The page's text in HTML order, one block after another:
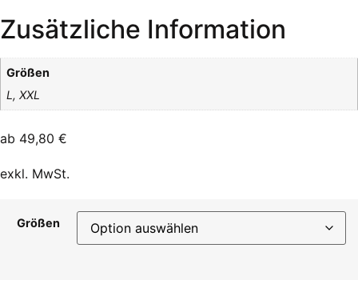
Zusätzliche Information
Größen
L, XXL
ab 49,80 €
exkl. MwSt.
Größen